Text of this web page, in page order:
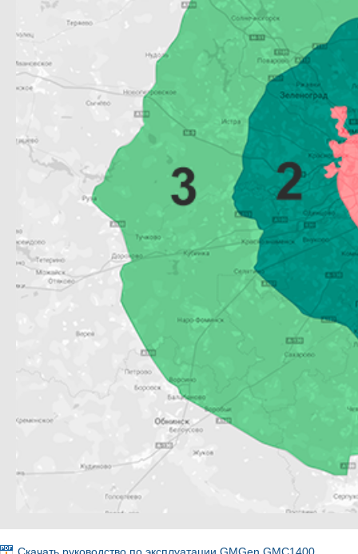
Скачать руководство по эксплуатации GMGen GMC1400